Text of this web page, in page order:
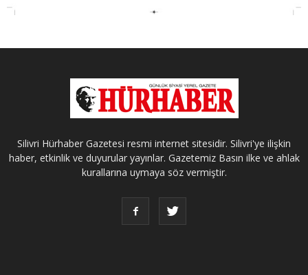
Silivri Hürhaber Gazetesi resmi internet sitesidir. Silivri'ye ilişkin
haber, etkinlik ve duyurular yayınlar. Gazetemiz Basın ilke ve ahlak
kurallarına uymaya söz vermiştir.